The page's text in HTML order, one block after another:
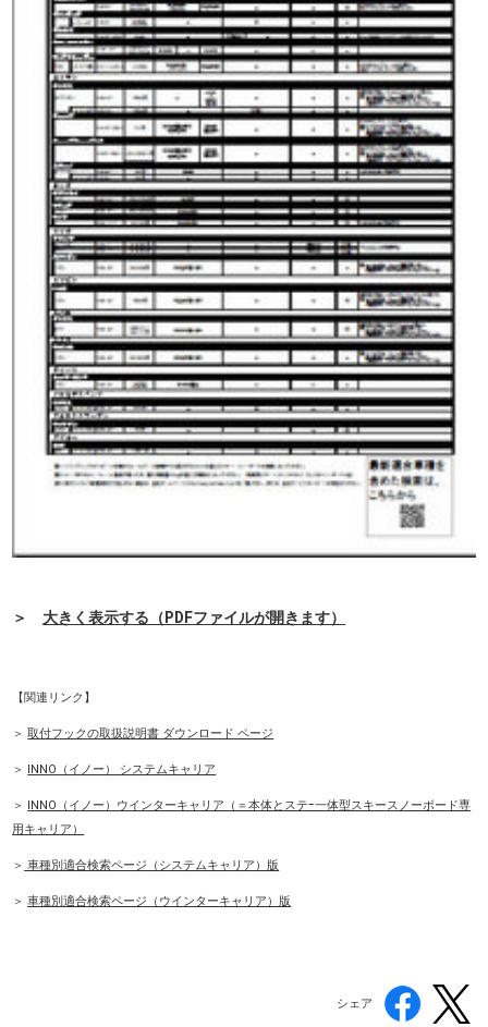
＞ 大きく表示する（PDFファイルが開きます）
【関連リンク】
＞取付フックの取扱説明書 ダウンロード ページ
＞ INNO（イノー） システムキャリア
＞
INNO（イノー）ウインターキャリア（＝本体とステｰ一体型スキースノーボード専
用キャリア）
＞ 車種別適合検索ページ（システムキャリア）版
＞車種別適合検索ページ（ウインターキャリア）版
シェア